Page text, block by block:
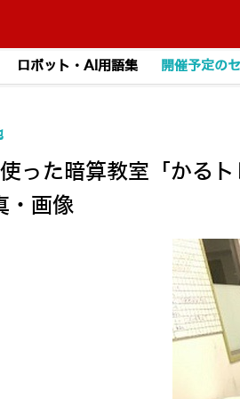
ロボット・AI用語集 開催予定の
った暗算教室「かる
・画像